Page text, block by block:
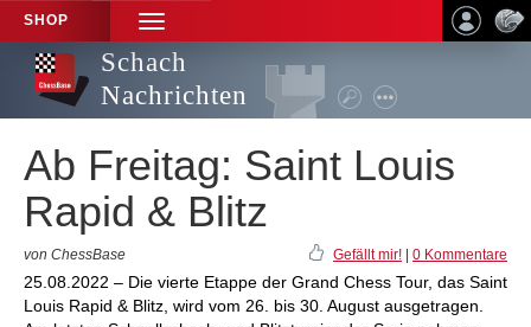
SHOP
TOGGLE
NAVIGATION
Schach
Nachrichten
Ab Freitag: Saint Louis
Rapid & Blitz
von ChessBase Gefällt mir! 0 Kommentare
25.08.2022 – Die vierte Etappe der Grand Chess Tour, das Saint
Louis Rapid & Blitz, wird vom 26. bis 30. August ausgetragen.